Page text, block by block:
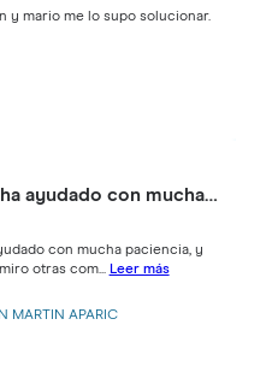
y mario me lo supo solucionar.
ayudado con mucha…
con mucha paciencia, y
otras com... Leer más
MARTIN APARIC